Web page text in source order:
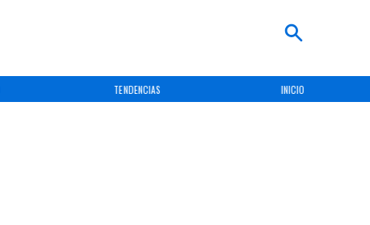
TENDENCIAS INICIO